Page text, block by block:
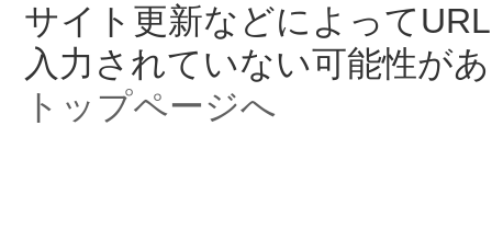
サイト更新などによって
入力されていない可能性が
トップページへ